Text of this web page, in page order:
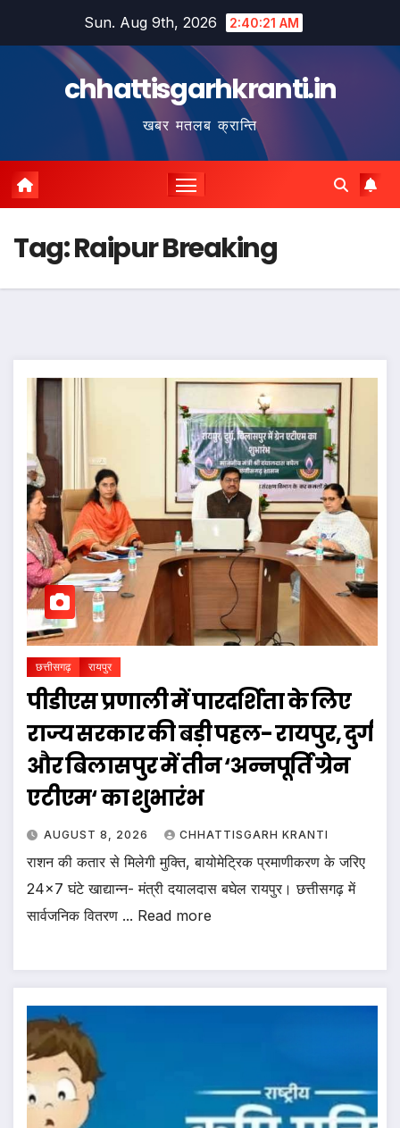
Sun. Aug 9th, 2026 2:40:23 AM
chhattisgarhkranti.in
खबर मतलब क्रान्ति
Tag:Raipur Breaking
छत्तीसगढ़ रायपुर
पीडीएस प्रणाली में पारदर्शिता के लिए
राज्य सरकार की बड़ी पहल- रायपुर, दुर्ग
और बिलासपुर में तीन ‘अन्नपूर्ति ग्रेन
एटीएम‘ का शुभारंभ
AUGUST 8, 2026 CHHATTISGARH KRANTI
राशन की कतार से मिलेगी मुक्ति, बायोमेट्रिक प्रमाणीकरण के जरिए
24×7 घंटे खाद्यान्न- मंत्री दयालदास बघेल रायपुर। छत्तीसगढ़ में
सार्वजनिक वितरण ... Read more